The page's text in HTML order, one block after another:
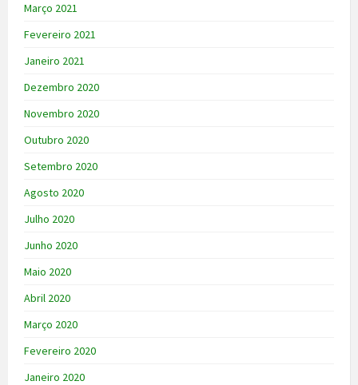
Março 2021
Fevereiro 2021
Janeiro 2021
Dezembro 2020
Novembro 2020
Outubro 2020
Setembro 2020
Agosto 2020
Julho 2020
Junho 2020
Maio 2020
Abril 2020
Março 2020
Fevereiro 2020
Janeiro 2020